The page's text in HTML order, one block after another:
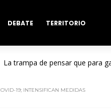
DEBATE TERRITORIO
de pensar que para ganar
19; INTENSIFICAN MEDIDAS